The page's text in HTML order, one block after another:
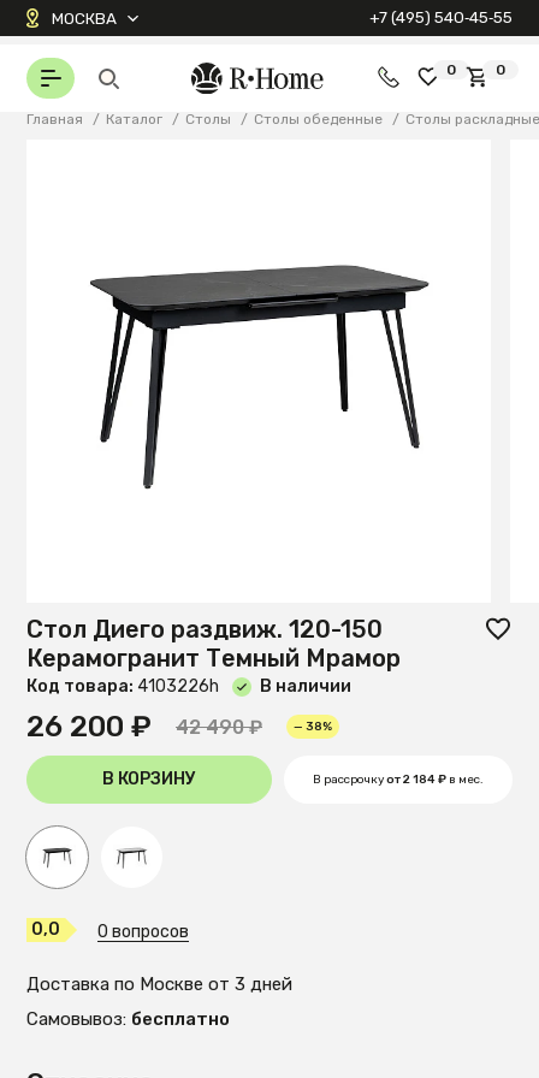
МОСКВА +7 (495) 540‑45‑55
0 0
Главная / Каталог / Столы / Столы обеденные / Столы
Стол Диего раздвиж. 120-150
Керамогранит Темный Мрамор
Код товара: 4103226h В наличии
26 200 ₽ 42 490 ₽ — 38%
В КОРЗИНУ В рассрочкуот 2 184 ₽в мес.
0,0 0 вопросов
Доставка по Москве от 3 дней
Самовывоз: бесплатно